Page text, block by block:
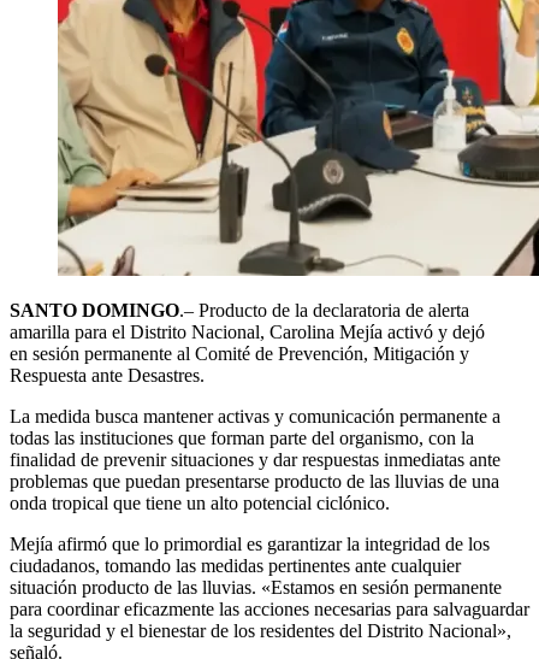
SANTO DOMINGO.– Producto de la declaratoria de alerta
amarilla para el Distrito Nacional, Carolina Mejía activó y dejó
en sesión permanente al Comité de Prevención, Mitigación y
Respuesta ante Desastres.
La medida busca mantener activas y comunicación permanente a
todas las instituciones que forman parte del organismo, con la
finalidad de prevenir situaciones y dar respuestas inmediatas ante
problemas que puedan presentarse producto de las lluvias de una
onda tropical que tiene un alto potencial ciclónico.
Mejía afirmó que lo primordial es garantizar la integridad de los
ciudadanos, tomando las medidas pertinentes ante cualquier
situación producto de las lluvias. «Estamos en sesión permanente
para coordinar eficazmente las acciones necesarias para salvaguardar
la seguridad y el bienestar de los residentes del Distrito Nacional»,
señaló.